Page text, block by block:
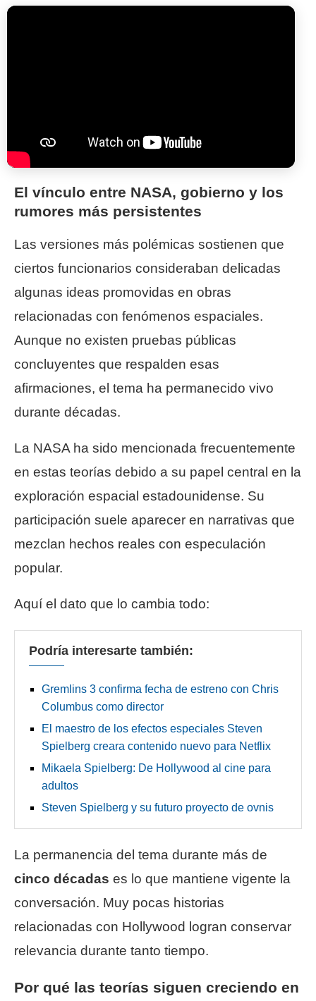
El vínculo entre NASA, gobierno y los
rumores más persistentes
Las versiones más polémicas sostienen que
ciertos funcionarios consideraban delicadas
algunas ideas promovidas en obras
relacionadas con fenómenos espaciales.
Aunque no existen pruebas públicas
concluyentes que respalden esas
afirmaciones, el tema ha permanecido vivo
durante décadas.
La NASA ha sido mencionada frecuentemente
en estas teorías debido a su papel central en la
exploración espacial estadounidense. Su
participación suele aparecer en narrativas que
mezclan hechos reales con especulación
popular.
Aquí el dato que lo cambia todo:
Podría interesarte también:
Gremlins 3 confirma fecha de estreno con Chris
Columbus como director
El maestro de los efectos especiales Steven
Spielberg creara contenido nuevo para Netflix
Mikaela Spielberg: De Hollywood al cine para
adultos
Steven Spielberg y su futuro proyecto de ovnis
La permanencia del tema durante más de
cinco décadas es lo que mantiene vigente la
conversación. Muy pocas historias
relacionadas con Hollywood logran conservar
relevancia durante tanto tiempo.
Por qué las teorías siguen creciendo en